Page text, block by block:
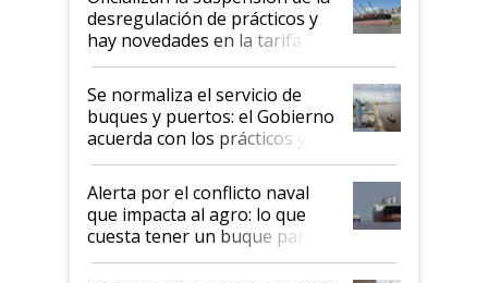
desregulación de prácticos y
hay novedades en la tarifa de
la hidrovía
Se normaliza el servicio de
buques y puertos: el Gobierno
acuerda con los prácticos y
suspende el decreto de
desregulación
Alerta por el conflicto naval
que impacta al agro: lo que
cuesta tener un buque parado
y el peligro de que Argentina